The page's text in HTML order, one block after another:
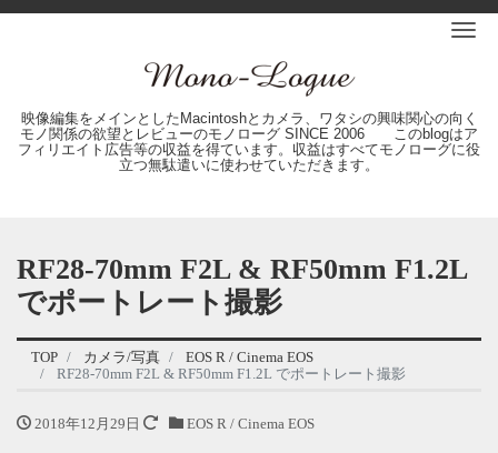
映像編集をメインとしたMacintoshとカメラ、ワタシの興味関心の向く
モノ関係の欲望とレビューのモノローグ SINCE 2006 このblogはア
フィリエイト広告等の収益を得ています。収益はすべてモノローグに役
立つ無駄遣いに使わせていただきます。
RF28-70mm F2L & RF50mm F1.2L
でポートレート撮影
TOP カメラ/写真
EOS R / Cinema EOS
RF28-70mm F2L & RF50mm F1.2L でポートレート撮影
2018年12月29日 EOS R / Cinema EOS